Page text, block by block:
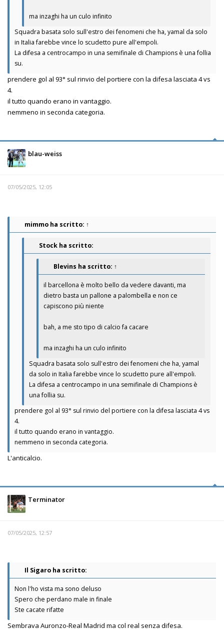
ma inzaghi ha un culo infinito
Squadra basata solo sull'estro dei fenomeni che ha, yamal da solo
in Italia farebbe vince lo scudetto pure all'empoli.
La difesa a centrocampo in una semifinale di Champions è una follia
su.
prendere gol al 93° sul rinvio del portiere con la difesa lasciata 4 vs
4.
il tutto quando erano in vantaggio.
nemmeno in seconda categoria.
blau-weiss
07/05/2025, 12:05
mimmo ha scritto: ↑
Stock ha scritto:
Blevins ha scritto: ↑
il barcellona è molto bello da vedere davanti, ma
dietro basta un pallone a palombella e non ce
capiscono più niente
bah, a me sto tipo di calcio fa cacare
ma inzaghi ha un culo infinito
Squadra basata solo sull'estro dei fenomeni che ha, yamal
da solo in Italia farebbe vince lo scudetto pure all'empoli.
La difesa a centrocampo in una semifinale di Champions è
una follia su.
prendere gol al 93° sul rinvio del portiere con la difesa lasciata 4 vs
4.
il tutto quando erano in vantaggio.
nemmeno in seconda categoria.
L'anticalcio.
Terminator
07/05/2025, 12:57
Il Sigaro ha scritto:
Non l'ho vista ma sono deluso
Spero che perdano male in finale
Ste cacate rifatte
Sembrava Auronzo-Real Madrid ma col real senza difesa.